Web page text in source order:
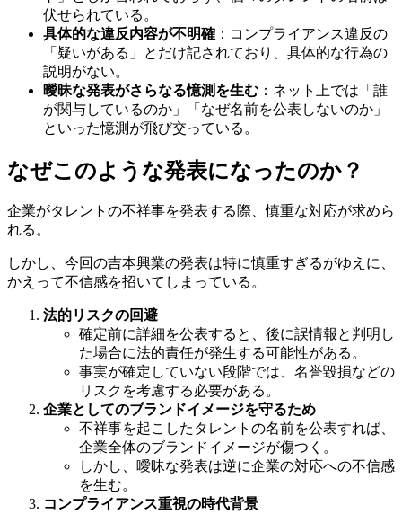
伏せられている。
具体的な違反内容が不明確 ：コンプライアンス違反の
「疑いがある」とだけ記されており、具体的な行為の
説明がない。
曖昧な発表がさらなる憶測を生む ：ネット上では「誰
が関与しているのか」「なぜ名前を公表しないのか」
といった憶測が飛び交っている。
なぜこのような発表になったのか？
企業がタレントの不祥事を発表する際、慎重な対応が求めら
れる。
しかし、今回の吉本興業の発表は特に慎重すぎるがゆえに、
かえって不信感を招いてしまっている。
法的リスクの回避
確定前に詳細を公表すると、後に誤情報と判明し
た場合に法的責任が発生する可能性がある。
事実が確定していない段階では、名誉毀損などの
リスクを考慮する必要がある。
企業としてのブランドイメージを守るため
不祥事を起こしたタレントの名前を公表すれば、
企業全体のブランドイメージが傷つく。
しかし、曖昧な発表は逆に企業の対応への不信感
を生む。
コンプライアンス重視の時代背景